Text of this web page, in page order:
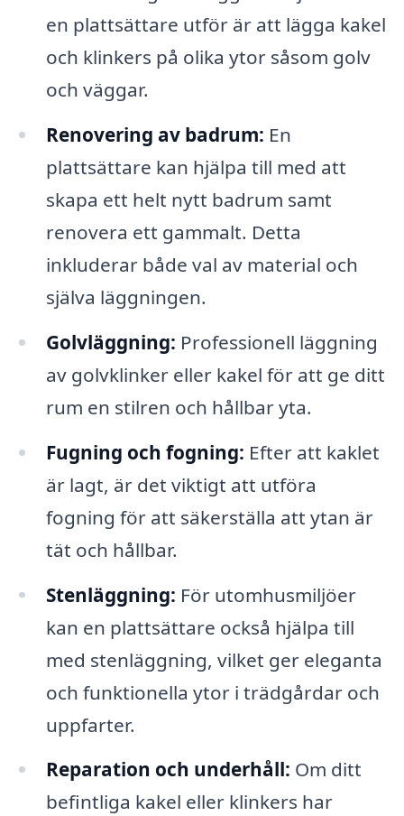
en plattsättare utför är att lägga kakel
och klinkers på olika ytor såsom golv
och väggar.
Renovering av badrum: En
plattsättare kan hjälpa till med att
skapa ett helt nytt badrum samt
renovera ett gammalt. Detta
inkluderar både val av material och
själva läggningen.
Golvläggning: Professionell läggning
av golvklinker eller kakel för att ge ditt
rum en stilren och hållbar yta.
Fugning och fogning: Efter att kaklet
är lagt, är det viktigt att utföra
fogning för att säkerställa att ytan är
tät och hållbar.
Stenläggning: För utomhusmiljöer
kan en plattsättare också hjälpa till
med stenläggning, vilket ger eleganta
och funktionella ytor i trädgårdar och
uppfarter.
Reparation och underhåll: Om ditt
befintliga kakel eller klinkers har